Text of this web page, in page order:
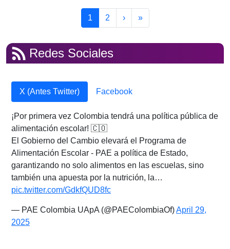
Paginación
Page
1 Page
2 Siguiente página
› Última página
»
Redes Sociales
X (Antes Twitter) Facebook
¡Por primera vez Colombia tendrá una política pública de
alimentación escolar! 🇨🇴
El Gobierno del Cambio elevará el Programa de
Alimentación Escolar - PAE a política de Estado,
garantizando no solo alimentos en las escuelas, sino
también una apuesta por la nutrición, la…
pic.twitter.com/GdkfQUD8fc
— PAE Colombia UApA (@PAEColombiaOf)April 29,
2025